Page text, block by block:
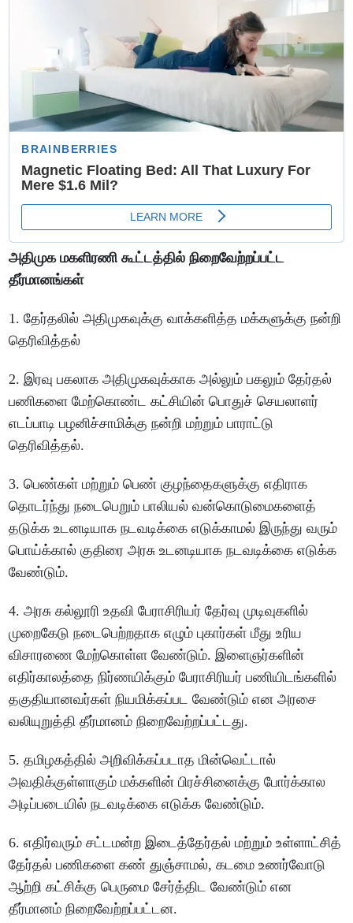
அதிமுக மகளிரணி கூட்டத்தில் நிறைவேற்றப்பட்ட
தீர்மானங்கள்
1. தேர்தலில் அதிமுகவுக்கு வாக்களித்த மக்களுக்கு நன்றி
தெரிவித்தல்
2. இரவு பகலாக அதிமுகவுக்காக அல்லும் பகலும் தேர்தல்
பணிகளை மேற்கொண்ட கட்சியின் பொதுச் செயலாளர்
எடப்பாடி பழனிச்சாமிக்கு நன்றி மற்றும் பாராட்டு
தெரிவித்தல்.
3. பெண்கள் மற்றும் பெண் குழந்தைகளுக்கு எதிராக
தொடர்ந்து நடைபெறும் பாலியல் வன்கொடுமைகளைத்
தடுக்க உடனடியாக நடவடிக்கை எடுக்காமல் இருந்து வரும்
பொய்க்கால் குதிரை அரசு உடனடியாக நடவடிக்கை எடுக்க
வேண்டும்.
4. அரசு கல்லூரி உதவி பேராசிரியர் தேர்வு முடிவுகளில்
முறைகேடு நடைபெற்றதாக எழும் புகார்கள் மீது உரிய
விசாரணை மேற்கொள்ள வேண்டும். இளைஞர்களின்
எதிர்காலத்தை நிர்ணயிக்கும் பேராசிரியர் பணியிடங்களில்
தகுதியானவர்கள் நியமிக்கப்பட வேண்டும் என அரசை
வலியுறுத்தி தீர்மானம் நிறைவேற்றப்பட்டது.
5. தமிழகத்தில் அறிவிக்கப்படாத மின்வெட்டால்
அவதிக்குள்ளாகும் மக்களின் பிரச்சினைக்கு போர்க்கால
அடிப்படையில் நடவடிக்கை எடுக்க வேண்டும்.
6. எதிர்வரும் சட்டமன்ற இடைத்தேர்தல் மற்றும் உள்ளாட்சித்
தேர்தல் பணிகளை கண் துஞ்சாமல், கடமை உணர்வோடு
ஆற்றி கட்சிக்கு பெருமை சேர்த்திட வேண்டும் என
தீர்மானம் நிறைவேற்றப்பட்டன.